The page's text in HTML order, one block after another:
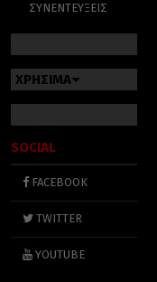
ΣΥΝΕΝΤΕΥΞΕΙΣ
ΧΡΗΣΙΜΑ
SOCIAL
FACEBOOK
TWITTER
YOUTUBE